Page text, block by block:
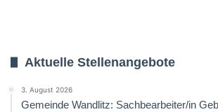
Aktuelle Stellenangebote
3. August 2026
Gemeinde Wandlitz: Sachbearbeiter/in